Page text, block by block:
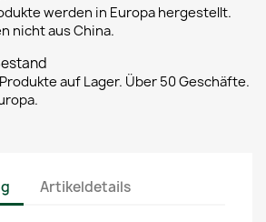
werden in Europa hergestellt.
nicht aus China.
auf Lager. Über 50 Geschäfte.
Artikeldetails